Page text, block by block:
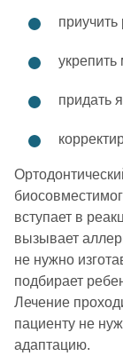
придать
вступает в
вызывает
не нужно
подбирает
Лечение
пациенту не
адаптацию.